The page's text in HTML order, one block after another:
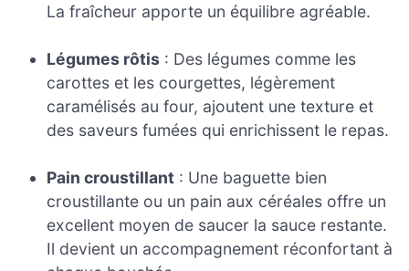
La fraîcheur apporte un équilibre agréable.
Légumes rôtis : Des légumes comme les
carottes et les courgettes, légèrement
caramélisés au four, ajoutent une texture et
des saveurs fumées qui enrichissent le repas.
Pain croustillant : Une baguette bien
croustillante ou un pain aux céréales offre un
excellent moyen de saucer la sauce restante.
Il devient un accompagnement réconfortant à